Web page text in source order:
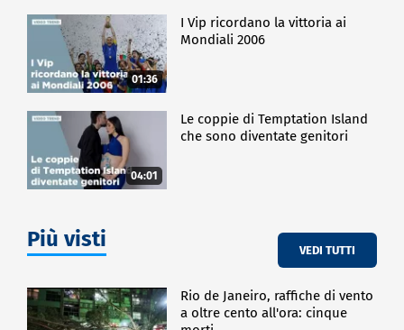
01:36
I Vip ricordano la vittoria ai
Mondiali 2006
04:01
Le coppie di Temptation Island
che sono diventate genitori
Più visti VEDI TUTTI
Rio de Janeiro, raffiche di vento
a oltre cento all'ora: cinque